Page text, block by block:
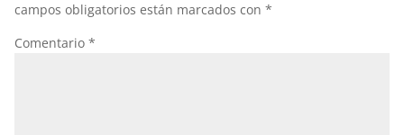
campos obligatorios están marcados con *
Comentario *